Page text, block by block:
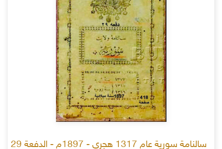
سالنامة سورية عام 1317 هجري - 1897م - الدفعة 29